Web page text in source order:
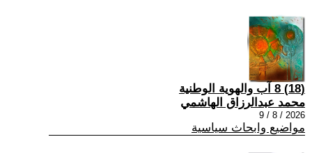
(18) 8 آب والهوية الوطنية
محمد عبدالرزاق الهاشمي
2026 / 8 / 9
مواضيع وابحاث سياسية